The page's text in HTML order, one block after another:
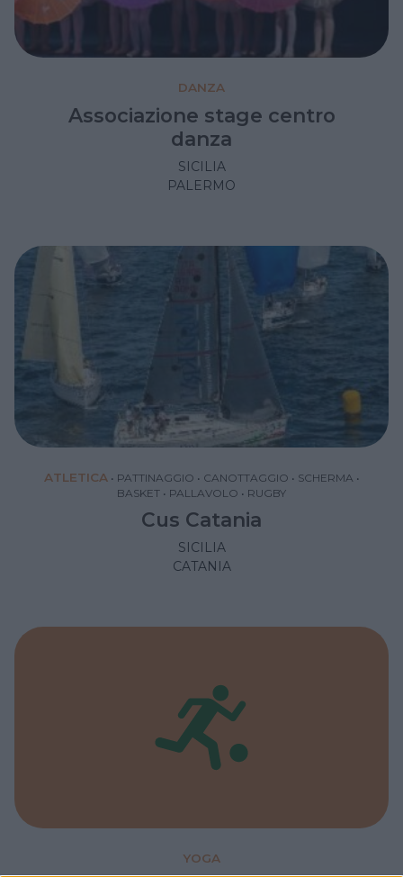
DANZA
Associazione stage centro
danza
SICILIA
PALERMO
ATLETICA • PATTINAGGIO • CANOTTAGGIO • SCHERMA •
BASKET • PALLAVOLO • RUGBY
Cus Catania
SICILIA
CATANIA
YOGA